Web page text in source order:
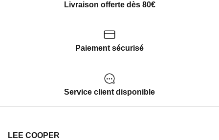
Livraison offerte dès 80€
Paiement sécurisé
Service client disponible
LEE COOPER